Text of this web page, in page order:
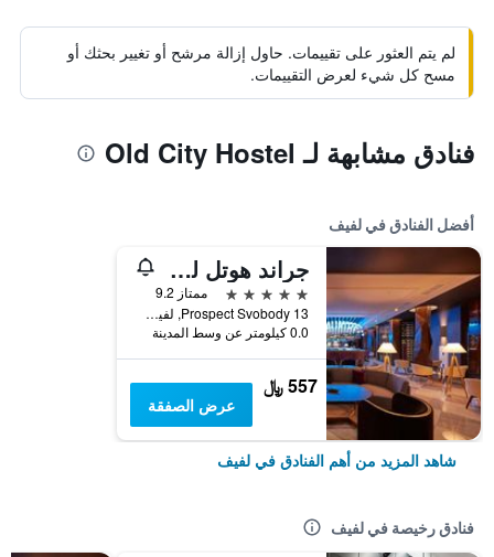
لم يتم العثور على تقييمات. حاول إزالة مرشح أو تغيير بحثك أو
مسح كل شيء لعرض التقييمات.
فنادق مشابهة لـ Old City Hostel
أفضل الفنادق في لفيف
جراند هوتل لفيف كازينو آند سبا
5 نجوم
ممتاز 9.2
Prospect Svobody 13, لفيف, أوكرانيا
0.0 كيلومتر عن وسط المدينة
557 ﷼
عرض الصفقة
شاهد المزيد من أهم الفنادق في لفيف
فنادق رخيصة في لفيف